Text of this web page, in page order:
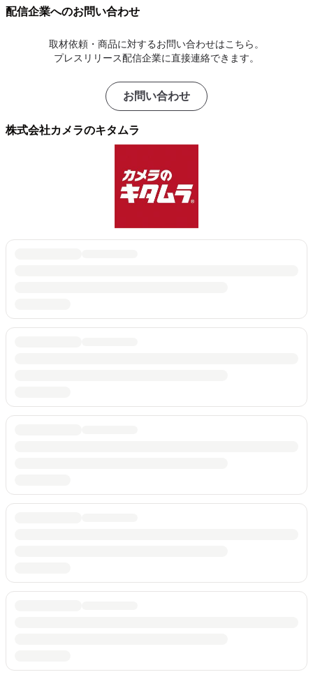
配信企業へのお問い合わせ
取材依頼・商品に対するお問い合わせはこちら。
プレスリリース配信企業に直接連絡できます。
お問い合わせ
株式会社カメラのキタムラ